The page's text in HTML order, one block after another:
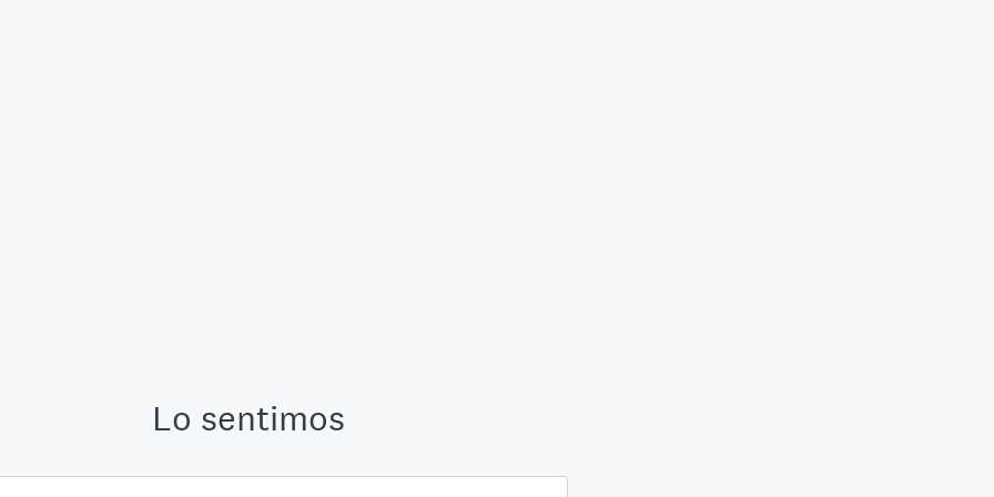
Lo sentimos